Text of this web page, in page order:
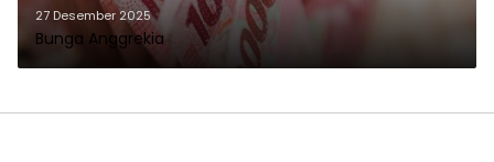
27 Desember 2025
Bunga Anggrekia